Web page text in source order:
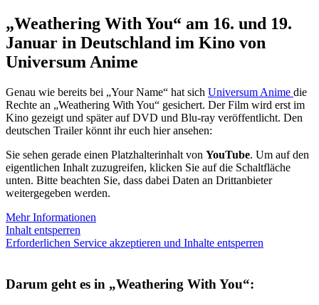
„Weathering With You“ am 16. und 19.
Januar in Deutschland im Kino von
Universum Anime
Genau wie bereits bei „Your Name“ hat sich Universum Anime die
Rechte an „Weathering With You“ gesichert. Der Film wird erst im
Kino gezeigt und später auf DVD und Blu-ray veröffentlicht. Den
deutschen Trailer könnt ihr euch hier ansehen:
Sie sehen gerade einen Platzhalterinhalt von YouTube. Um auf den
eigentlichen Inhalt zuzugreifen, klicken Sie auf die Schaltfläche
unten. Bitte beachten Sie, dass dabei Daten an Drittanbieter
weitergegeben werden.
Mehr Informationen
Inhalt entsperren
Erforderlichen Service akzeptieren und Inhalte entsperren
Darum geht es in „Weathering With You“: